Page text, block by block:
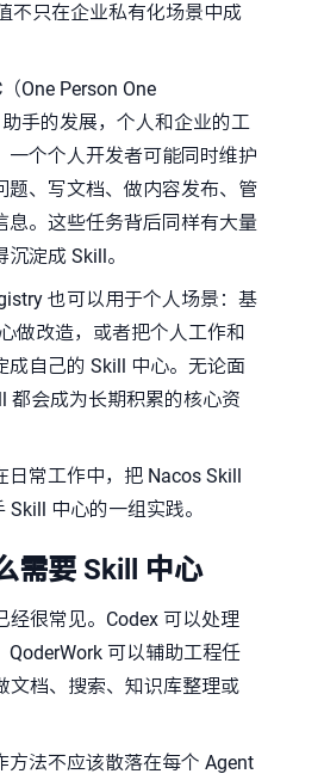
不只在企业私有化场景中成
One Person One
手的发展，个人和企业的工
一个个人开发者可能同时维护
题、写文档、做内容发布、管
息。这些任务背后同样有大量
淀成 Skill。
也可以用于个人场景：基
做改造，或者把个人工作和
成自己的 Skill 中心。无论面
都会成为长期积累的核心资
日常工作中，把 Nacos Skill
中心的一组实践。
需要 Skill 中心
经很常见。Codex 可以处理
可以辅助工程任
文档、搜索、知识库整理或
方法不应该散落在每个 Agent